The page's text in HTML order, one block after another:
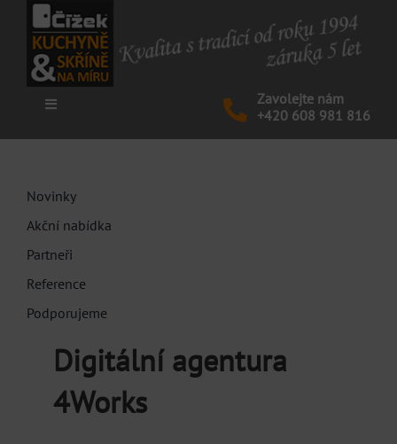
content
Toggle
Zavolejte nám
+420 608 981 816
Novinky
Akční nabídka
Partneři
Reference
Podporujeme
Digitální agentura
4Works